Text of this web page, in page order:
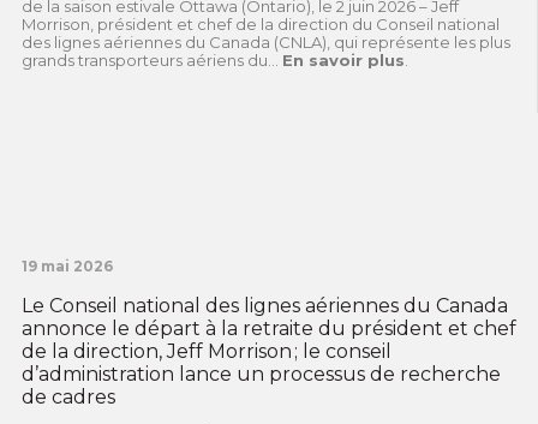
de la saison estivale Ottawa (Ontario), le 2 juin 2026 – Jeff
Morrison, président et chef de la direction du Conseil national
des lignes aériennes du Canada (CNLA), qui représente les plus
grands transporteurs aériens du... En savoir plus
19 mai 2026
Le Conseil national des lignes aériennes du Canada
annonce le départ à la retraite du président et chef
de la direction, Jeff Morrison ; le conseil
d’administration lance un processus de recherche
de cadres